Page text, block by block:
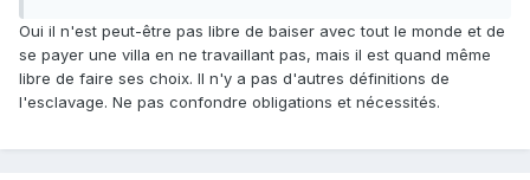
Oui il n'est peut-être pas libre de baiser avec tout le monde et de
se payer une villa en ne travaillant pas, mais il est quand même
libre de faire ses choix. Il n'y a pas d'autres définitions de
l'esclavage. Ne pas confondre obligations et nécessités.